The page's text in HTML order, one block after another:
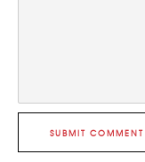
SUBMIT COMMENT